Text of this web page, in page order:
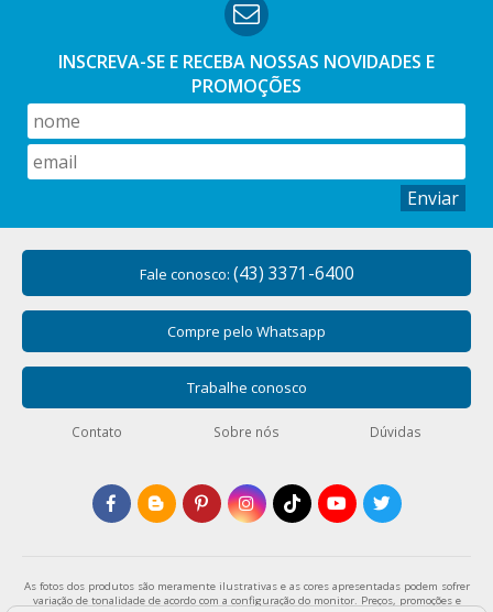
INSCREVA-SE E RECEBA NOSSAS NOVIDADES E
PROMOÇÕES
Enviar
Fale conosco: (43) 3371-6400
Compre pelo Whatsapp
Trabalhe conosco
Contato Sobre nós Dúvidas
As fotos dos produtos são meramente ilustrativas e as cores apresentadas podem sofrer
variação de tonalidade de acordo com a configuração do monitor. Preços, promoções e